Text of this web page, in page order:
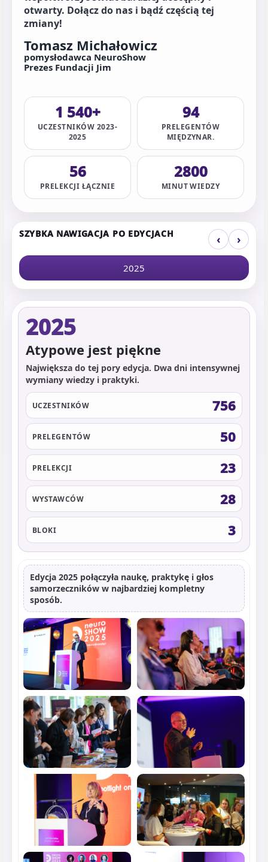
otwarty. Dołącz do nas i bądź częścią tej
zmiany!
Tomasz Michałowicz
pomysłodawca NeuroShow
Prezes Fundacji Jim
1 540+
UCZESTNIKÓW 2023-
2025
94
PRELEGENTÓW
MIĘDZYNAR.
56
PRELEKCJI ŁĄCZNIE
2800
MINUT WIEDZY
SZYBKA NAWIGACJA PO EDYCJACH ‹ ›
2025
2025
Atypowe jest piękne
Największa do tej pory edycja. Dwa dni intensywnej
wymiany wiedzy i praktyki.
UCZESTNIKÓW 756
PRELEGENTÓW 50
PRELEKCJI 23
WYSTAWCÓW 28
BLOKI 3
Edycja 2025 połączyła naukę, praktykę i głos
samorzeczników w najbardziej kompletny
sposób.